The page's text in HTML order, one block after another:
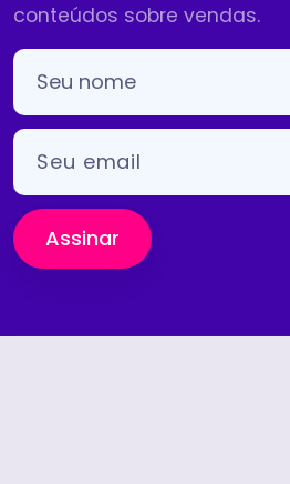
conteúdos sobre vendas.
Assinar